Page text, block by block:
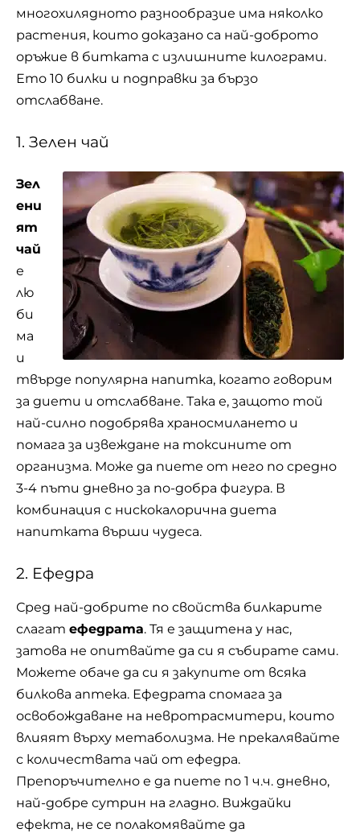
многохилядното разнообразие има няколко
растения, които доказано са най-доброто
оръжие в битката с излишните килограми.
Ето 10 билки и подправки за бързо
отслабване.
1. Зелен чай
Зел
ени
ят
чай
е
лю
би
ма
и
твърде популярна напитка, когато говорим
за диети и отслабване. Така е, защото той
най-силно подобрява храносмилането и
помага за извеждане на токсините от
организма. Може да пиете от него по средно
3-4 пъти дневно за по-добра фигура. В
комбинация с нискокалорична диета
напитката върши чудеса.
2. Ефедра
Сред най-добрите по свойства билкарите
слагат ефедрата. Тя е защитена у нас,
затова не опитвайте да си я събирате сами.
Можете обаче да си я закупите от всяка
билкова аптека. Ефедрата спомага за
освобождаване на невротрасмитери, които
влияят върху метаболизма. Не прекалявайте
с количествата чай от ефедра.
Препоръчително е да пиете по 1 ч.ч. дневно,
най-добре сутрин на гладно. Виждайки
ефекта, не се полакомявайте да